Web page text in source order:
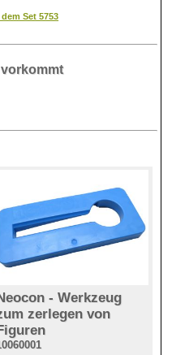
Set 5753
- Werkzeug
zerlegen von